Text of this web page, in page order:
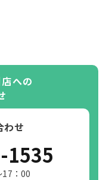
への
わせ
1535
17：00